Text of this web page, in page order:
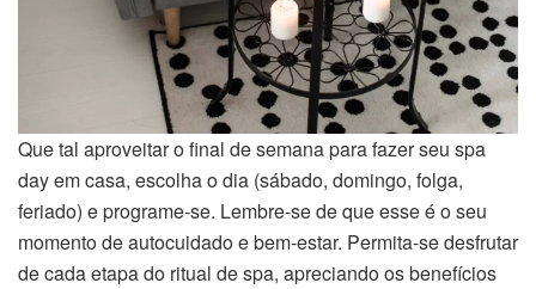
Que tal aproveitar o final de semana para fazer seu spa
day em casa, escolha o dia (sábado, domingo, folga,
feriado) e programe-se. Lembre-se de que esse é o seu
momento de autocuidado e bem-estar. Permita-se desfrutar
de cada etapa do ritual de spa, apreciando os benefícios